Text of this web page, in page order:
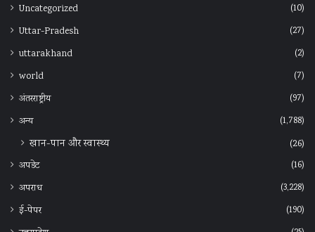
Uncategorized
(10)
Uttar-Pradesh
(27)
uttarakhand
(2)
world
(7)
अंतरराष्ट्रीय
(97)
अन्‍य
(1,788)
खान-पान और स्वास्थ्य (26)
अपडेट
(16)
अपराध
(3,228)
ई-पेपर
(190)